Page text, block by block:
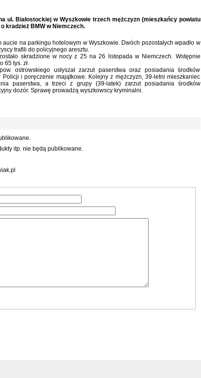
ul. Białostockiej w Wyszkowie trzech mężczyzn (mieszkańcy powiatu
kradzież BMW w Niemczech.
na parkingu hotelowym w Wyszkowie. Dwóch pozostałych wpadło w
trafili do policyjnego aresztu.
skradzione w nocy z 25 na 26 listopada w Niemczech. Wstępnie
65 tys. zł.
ostrowskiego usłyszał zarzut paserstwa oraz posiadania środków
i poręczenie majątkowe. Kolejny z mężczyzn, 39-letni mieszkaniec
paserstwa, a trzeci z grupy (39-latek) zarzut posiadania środków
dozór. Sprawę prowadzą wyszkowscy kryminalni.
itp. nie będą publikowane.